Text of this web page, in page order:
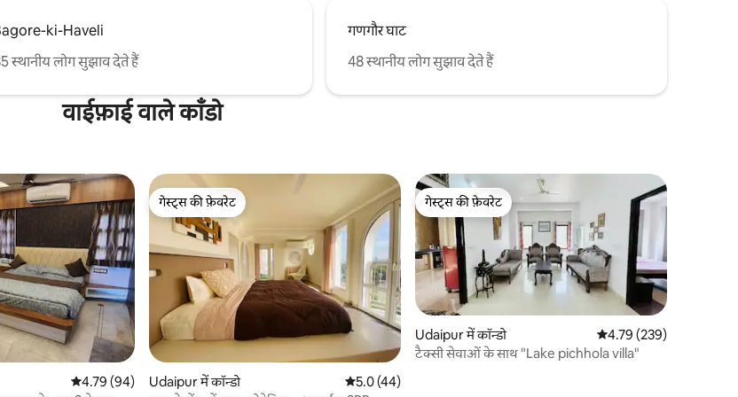
ki-Haveli
स्थानीय लोग सुझाव देते हैं
गणगौर घाट
48 स्थानीय लोग सुझाव देते हैं
वाईफ़ाई वाले काँडो
औसत रेटिंग 5 में से 4.79, 94 समीक्षाएँ
4.79 (94)
गेस्ट्स की फ़ेवरेट
गेस्ट्स की फ़ेवरेट
Udaipur में कॉन्डो औसत रेटिंग 5 में से 5.0, 44 समीक्षाएँ
5.0 (44)
गेस्ट्स की फ़ेवरेट
गेस्ट्स की फ़ेवरेट
Udaipur में कॉन्डो औसत रेटिंग 5 में से 4.79,
4.79 (239)
टैक्सी सेवाओं के साथ "Lake pichhola villa"